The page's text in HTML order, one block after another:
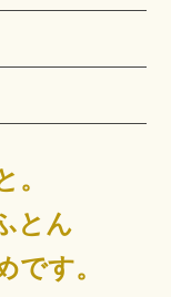
とん
です。